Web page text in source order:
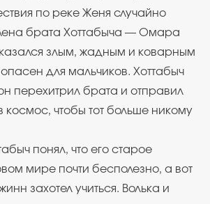
по реке Женя случайно
брата Хоттабыча — Омара
злым, жадным и коварным
для мальчиков. Хоттабыч
перехитрил брата и отправил
чтобы тот больше никому
понял, что его старое
мире почти бесполезно, а вот
захотел учиться. Волька и